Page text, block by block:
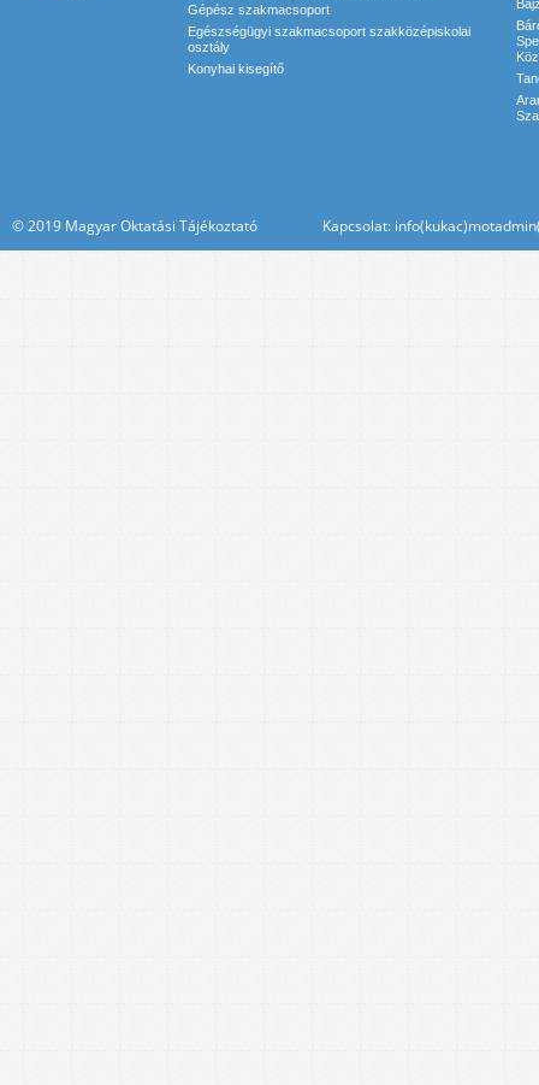
Gépész szakmacsoport
Egészségügyi szakmacsoport szakközépiskolai
osztály
Konyhai kisegítő
© 2019 Magyar Oktatási Tájékoztató Kapcsolat: